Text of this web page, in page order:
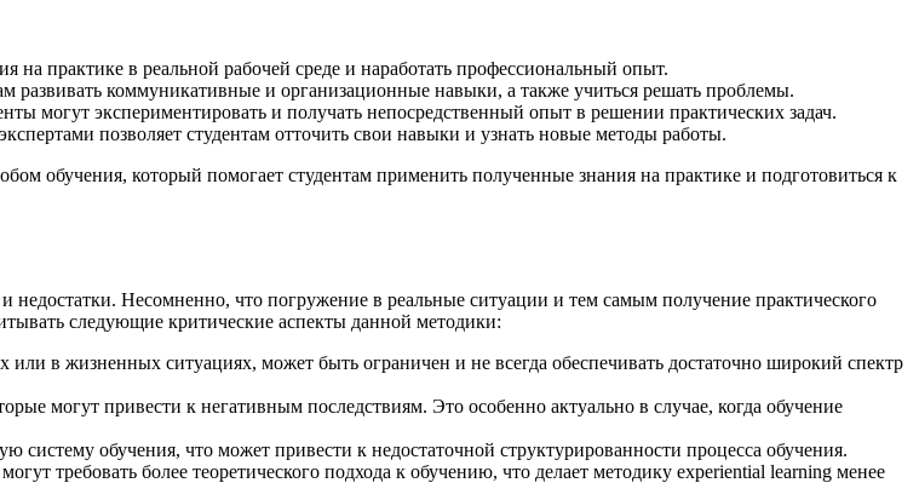
практике в реальной рабочей среде и наработать профессиональный опыт.
развивать коммуникативные и организационные навыки, а также учиться решать проблемы.
могут экспериментировать и получать непосредственный опыт в решении практических задач.
позволяет студентам отточить свои навыки и узнать новые методы работы.
обучения, который помогает студентам применить полученные знания на практике и подготовиться к
Несомненно, что погружение в реальные ситуации и тем самым получение практического
следующие критические аспекты данной методики:
в жизненных ситуациях, может быть ограничен и не всегда обеспечивать достаточно широкий спектр
могут привести к негативным последствиям. Это особенно актуально в случае, когда обучение
систему обучения, что может привести к недостаточной структурированности процесса обучения.
требовать более теоретического подхода к обучению, что делает методику experiential learning менее